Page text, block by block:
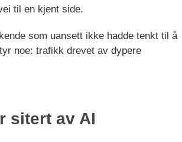
til en kjent side.
som uansett ikke hadde tenkt til å
noe: trafikk drevet av dypere
sitert av AI